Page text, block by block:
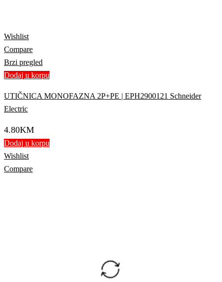
Wishlist
Compare
Brzi pregled
Dodaj u korpu
UTIČNICA MONOFAZNA 2P+PE | EPH2900121 Schneider
Electric
4.80KM
Dodaj u korpu
Wishlist
Compare